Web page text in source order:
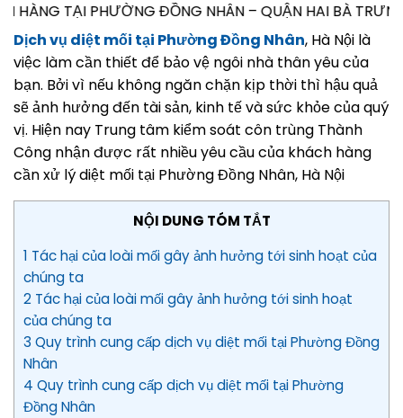
ĐỒNG NHÂN – QUẬN HAI BÀ TRƯNG – HÀ NỘI CẦN
Dịch vụ diệt mối tại Phường Đồng Nhân, Hà Nội là
việc làm cần thiết để bảo vệ ngôi nhà thân yêu của
bạn. Bởi vì nếu không ngăn chặn kịp thời thì hậu quả
sẽ ảnh hưởng đến tài sản, kinh tế và sức khỏe của quý
vị. Hiện nay Trung tâm kiểm soát côn trùng Thành
Công nhận được rất nhiều yêu cầu của khách hàng
cần xử lý diệt mối tại Phường Đồng Nhân, Hà Nội
NỘI DUNG TÓM TẮT
1 Tác hại của loài mối gây ảnh hưởng tới sinh hoạt của
chúng ta
2 Tác hại của loài mối gây ảnh hưởng tới sinh hoạt
của chúng ta
3 Quy trình cung cấp dịch vụ diệt mối tại Phường Đồng
Nhân
4 Quy trình cung cấp dịch vụ diệt mối tại Phường
Đồng Nhân